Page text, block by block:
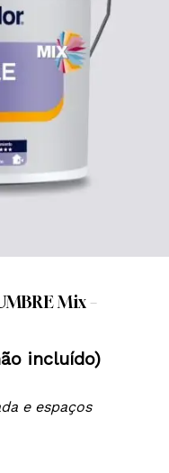
Mix –
incluído)
e espaços